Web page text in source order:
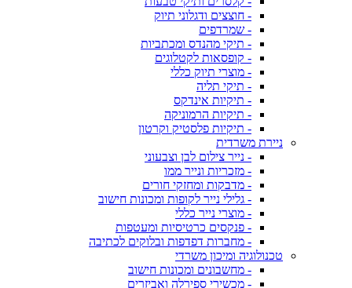
- חוצצים ודגלוני תיוק
- שמרדפים
- תיקי מהנדס ומכתביות
- קופסאות לקטלוגים
- מוצרי תיוק כללי
- תיקי תליה
- תיקיות אינדקס
- תיקיות הרמוניקה
- תיקיות פלסטיק וקרטון
ניירת משרדית
- נייר צילום לבן וצבעוני
- מזכריות ונייר ממו
- מדבקות ומחזקי חורים
- גלילי נייר לקופות ומכונות חישוב
- מוצרי נייר כללי
- פנקסים כרטיסיות ומעטפות
- מחברות דפדפות ובלוקים לכתיבה
טכנולוגיה ומיכון משרדי
- מחשבונים ומכונות חישוב
- מכשירי ספירלה ואביזרים